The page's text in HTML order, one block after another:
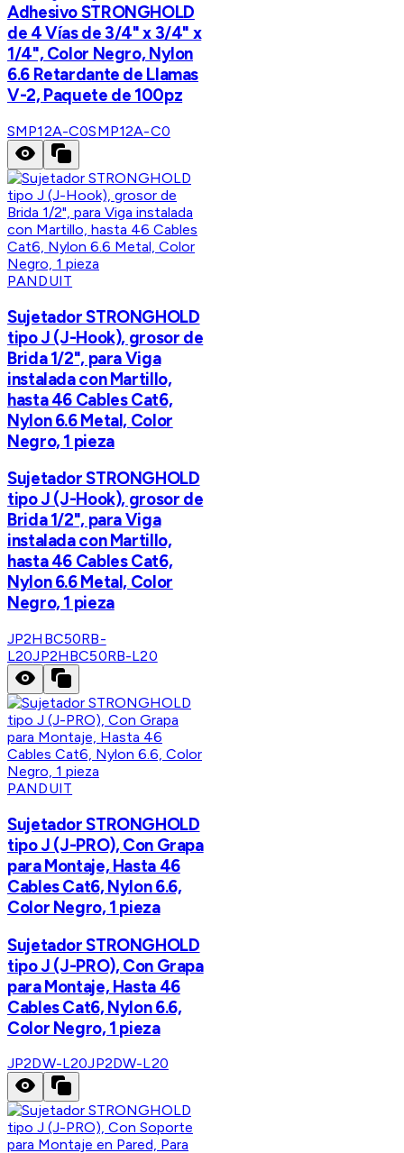
Adhesivo STRONGHOLD
de 4 Vías de 3/4" x 3/4" x
1/4", Color Negro, Nylon
6.6 Retardante de Llamas
V-2, Paquete de 100pz
SMP12A-C0SMP12A-C0
PANDUIT
Sujetador STRONGHOLD
tipo J (J-Hook), grosor de
Brida 1/2", para Viga
instalada con Martillo,
hasta 46 Cables Cat6,
Nylon 6.6 Metal, Color
Negro, 1 pieza
Sujetador STRONGHOLD
tipo J (J-Hook), grosor de
Brida 1/2", para Viga
instalada con Martillo,
hasta 46 Cables Cat6,
Nylon 6.6 Metal, Color
Negro, 1 pieza
JP2HBC50RB-
L20JP2HBC50RB-L20
PANDUIT
Sujetador STRONGHOLD
tipo J (J-PRO), Con Grapa
para Montaje, Hasta 46
Cables Cat6, Nylon 6.6,
Color Negro, 1 pieza
Sujetador STRONGHOLD
tipo J (J-PRO), Con Grapa
para Montaje, Hasta 46
Cables Cat6, Nylon 6.6,
Color Negro, 1 pieza
JP2DW-L20JP2DW-L20